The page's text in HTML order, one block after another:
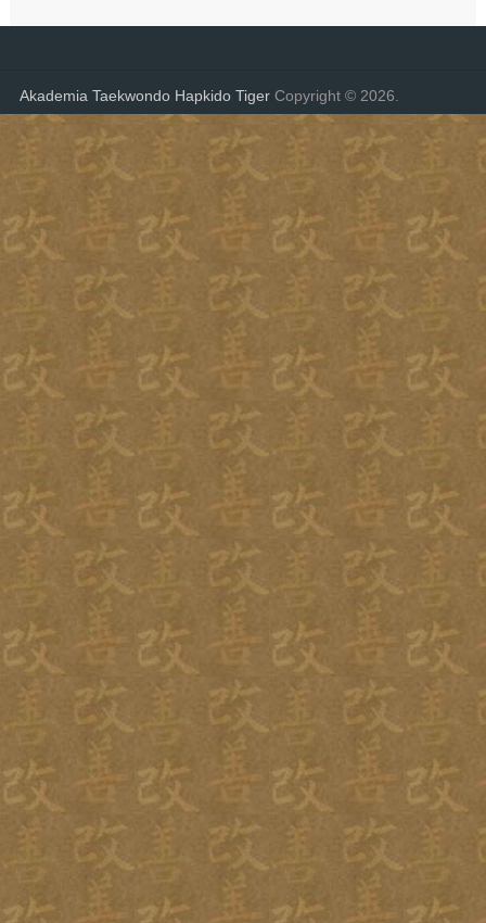
Akademia Taekwondo Hapkido TigerCopyright © 2026.